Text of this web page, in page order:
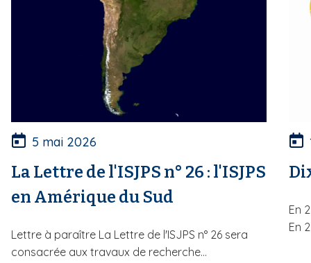
5 mai 2026
La Lettre de l'ISJPS n° 26 : l'ISJPS
en Amérique du Sud
Lettre à paraître La Lettre de l'ISJPS n° 26 sera
consacrée aux travaux de recherche...
En
En